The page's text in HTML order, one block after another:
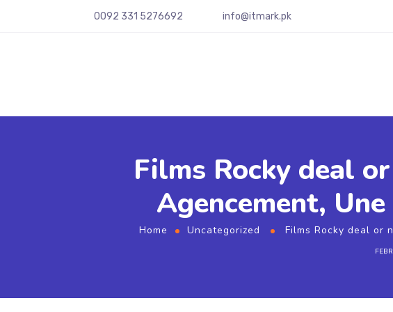
0092 331 5276692 info@itmark.pk
Films Rocky deal
Agencement,
Home Uncategorized Films Rocky deal or